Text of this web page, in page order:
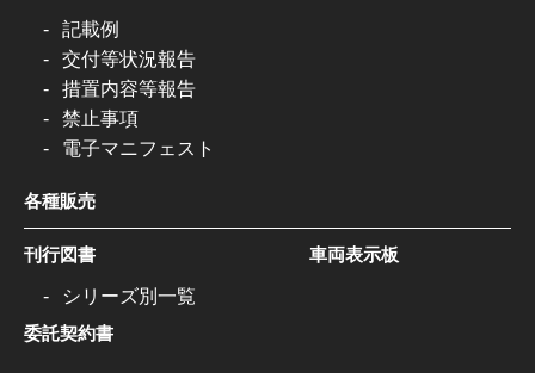
記載例
交付等状況報告
措置内容等報告
禁止事項
電子マニフェスト
各種販売
刊行図書
シリーズ別一覧
委託契約書
車両表示板